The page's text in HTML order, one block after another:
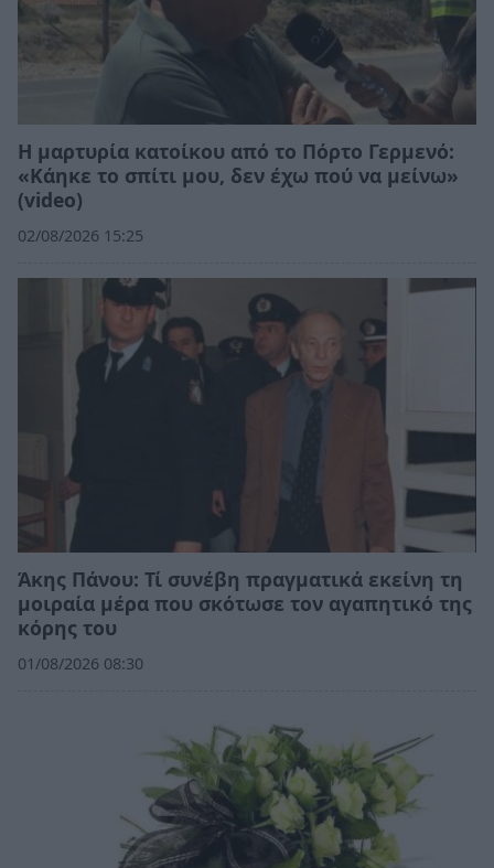
Η μαρτυρία κατοίκου από το Πόρτο Γερμενό:
«Κάηκε το σπίτι μου, δεν έχω πού να μείνω»
(video)
02/08/2026 15:25
Άκης Πάνου: Τί συνέβη πραγματικά εκείνη τη
μοιραία μέρα που σκότωσε τον αγαπητικό της
κόρης του
01/08/2026 08:30